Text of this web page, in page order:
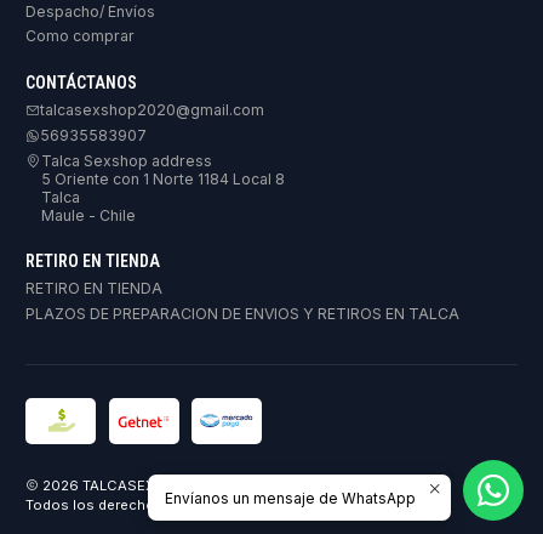
Despacho/ Envíos
Como comprar
CONTÁCTANOS
talcasexshop2020@gmail.com
56935583907
Talca Sexshop address
5 Oriente con 1 Norte 1184 Local 8
Talca
Maule - Chile
RETIRO EN TIENDA
RETIRO EN TIENDA
PLAZOS DE PREPARACION DE ENVIOS Y RETIROS EN TALCA
2026 TALCASEXSHOP.
Todos los derechos reservados. Desarrollado por Jumpseller
Envíanos un mensaje de WhatsApp